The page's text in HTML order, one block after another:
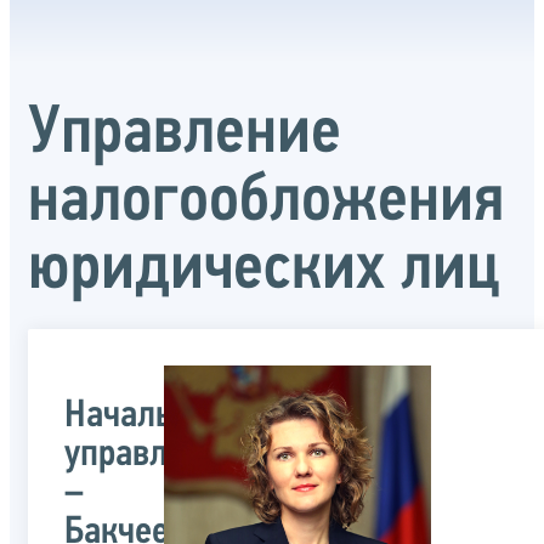
Управление
налогообложения
юридических лиц
Начальник
управления
–
Бакчеева